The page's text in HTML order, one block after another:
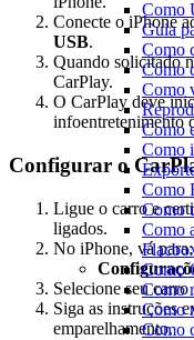
Como
Guia
Como
Como
Como
Como
Como
Como
Como
Como
Como
Como
Como
Como
Conecte o iPhone
USB.
Quando solicitado
CarPlay.
O CarPlay deve
infoentretenimento
Configurar o
Ligue o carro e
ligados.
No iPhone, vá para:
Selecione seu
Siga as instruções
emparelhamento.